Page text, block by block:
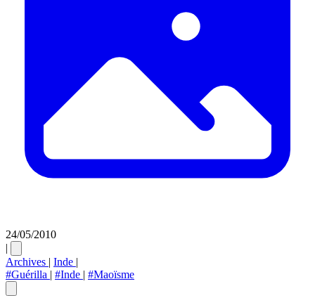
24/05/2010
|
Archives | Inde |
#Guérilla | #Inde | #Maoïsme